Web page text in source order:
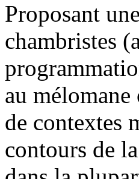
Proposant
chambristes
au
de contextes
contours de